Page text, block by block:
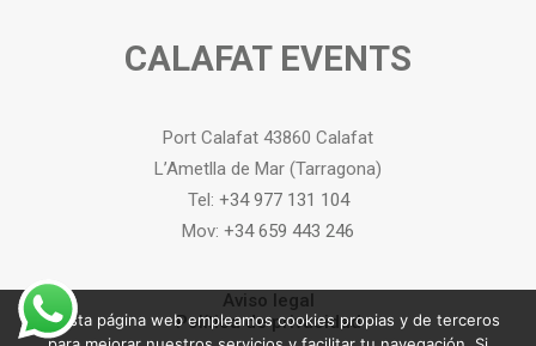
CALAFAT EVENTS
Port Calafat 43860 Calafat
L’Ametlla de Mar (Tarragona)
Tel: +34 977 131 104
Mov: +34 659 443 246
Aviso legal
Política de privacidad
En esta página web empleamos cookies propias y de terceros